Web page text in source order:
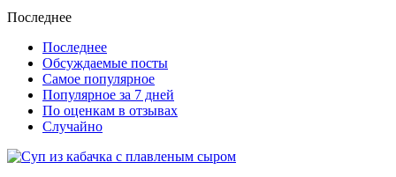
Последнее
Последнее
Обсуждаемые посты
Самое популярное
Популярное за 7 дней
По оценкам в отзывах
Случайно